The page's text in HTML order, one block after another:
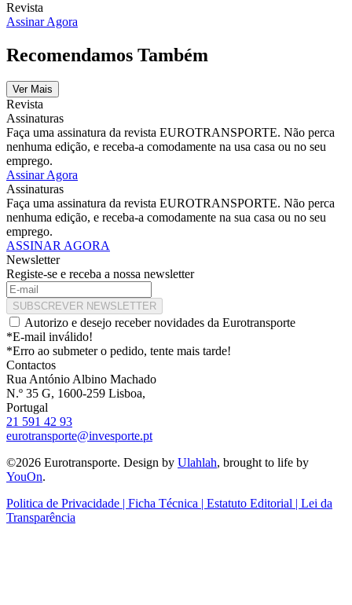
Revista
Assinar Agora
Recomendamos Também
Ver Mais
Revista
Assinaturas
Faça uma assinatura da revista EUROTRANSPORTE. Não perca
nenhuma edição, e receba-a comodamente na usa casa ou no seu
emprego.
Assinar Agora
Assinaturas
Faça uma assinatura da revista EUROTRANSPORTE. Não perca
nenhuma edição, e receba-a comodamente na sua casa ou no seu
emprego.
ASSINAR AGORA
Newsletter
Registe-se e receba a nossa newsletter
SUBSCREVER NEWSLETTER
Autorizo e desejo receber novidades da Eurotransporte
*E-mail inválido!
*Erro ao submeter o pedido, tente mais tarde!
Contactos
Rua António Albino Machado
N.º 35 G, 1600-259 Lisboa,
Portugal
21 591 42 93
eurotransporte@invesporte.pt
©2026 Eurotransporte. Design by Ulahlah, brought to life by
YouOn.
Politica de Privacidade | Ficha Técnica | Estatuto Editorial | Lei da
Transparência